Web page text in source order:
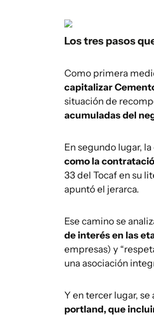
Los tres pasos
Como primera
capitalizar
situación de
acumuladas del
En segundo lugar,
como la
33 del Tocaf en su
apuntó el jerarca.
Ese camino se
de interés en las
empresas) y
una asociación
Y en tercer lugar, se
portland, que